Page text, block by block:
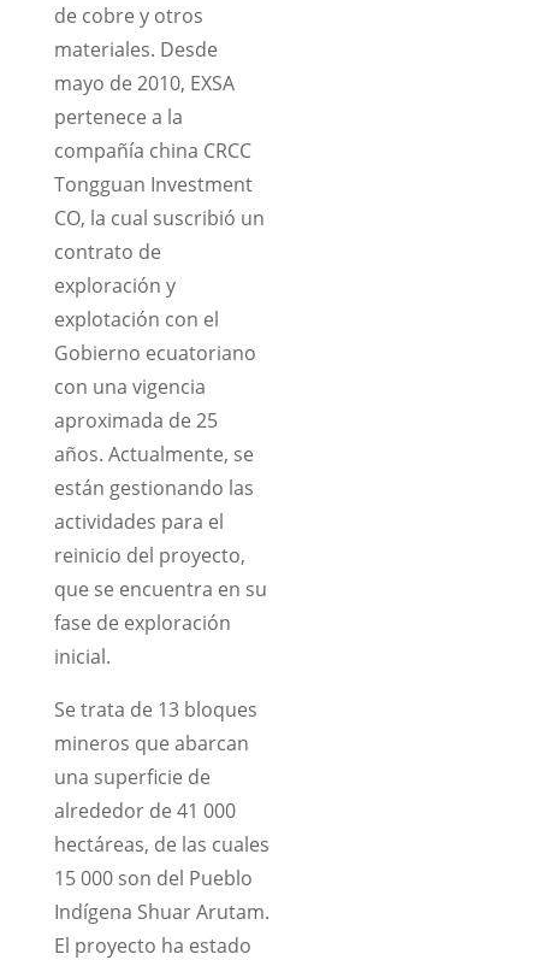
de cobre y otros
materiales. Desde
mayo de 2010, EXSA
pertenece a la
compañía china CRCC
Tongguan Investment
CO, la cual suscribió un
contrato de
exploración y
explotación con el
Gobierno ecuatoriano
con una vigencia
aproximada de 25
años. Actualmente, se
están gestionando las
actividades para el
reinicio del proyecto,
que se encuentra en su
fase de exploración
inicial.
Se trata de 13 bloques
mineros que abarcan
una superficie de
alrededor de 41 000
hectáreas, de las cuales
15 000 son del Pueblo
Indígena Shuar Arutam.
El proyecto ha estado